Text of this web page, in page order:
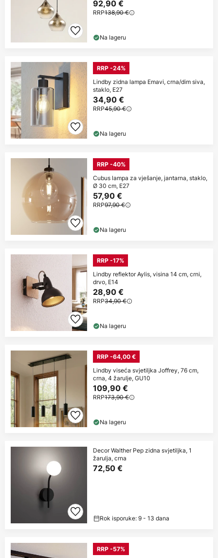
92,90 €
RRP138,90 €
Na lageru
RRP -24%
Lindby zidna lampa Emavi, crna/dim siva,
staklo, E27
34,90 €
RRP45,90 €
Na lageru
RRP -40%
Cubus lampa za vješanje, jantarna, staklo,
Ø 30 cm, E27
57,90 €
RRP97,90 €
Na lageru
RRP -17%
Lindby reflektor Aylis, visina 14 cm, crni,
drvo, E14
28,90 €
RRP34,90 €
Na lageru
RRP -64,00 €
Lindby viseća svjetiljka Joffrey, 76 cm,
crna, 4 žarulje, GU10
109,90 €
RRP173,90 €
Na lageru
Decor Walther Pep zidna svjetiljka, 1
žarulja, crna
72,50 €
Rok isporuke: 9 - 13 dana
RRP -57%